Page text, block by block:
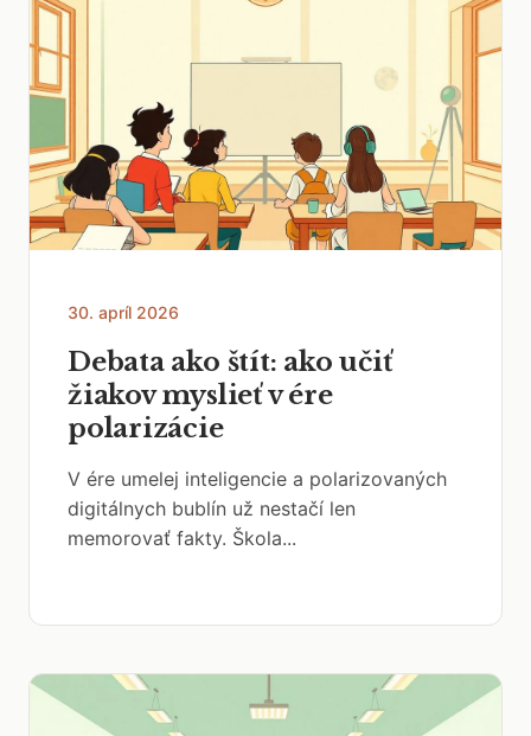
30. apríl 2026
Debata ako štít: ako učiť
žiakov myslieť v ére
polarizácie
V ére umelej inteligencie a polarizovaných
digitálnych bublín už nestačí len
memorovať fakty. Škola...